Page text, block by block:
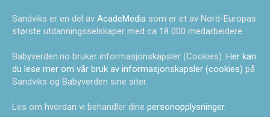
Sandviks er en del av AcadeMedia som er et av Nord-Europas
største utdanningsselskaper med ca 18 000 medarbeidere.
Babyverden.no bruker informasjonskapsler (Cookies). Her kan
du lese mer om vår bruk av informasjonskapsler (cookies) på
Sandviks og Babyverden sine siter.
Les om hvordan vi behandler dine personopplysninger.